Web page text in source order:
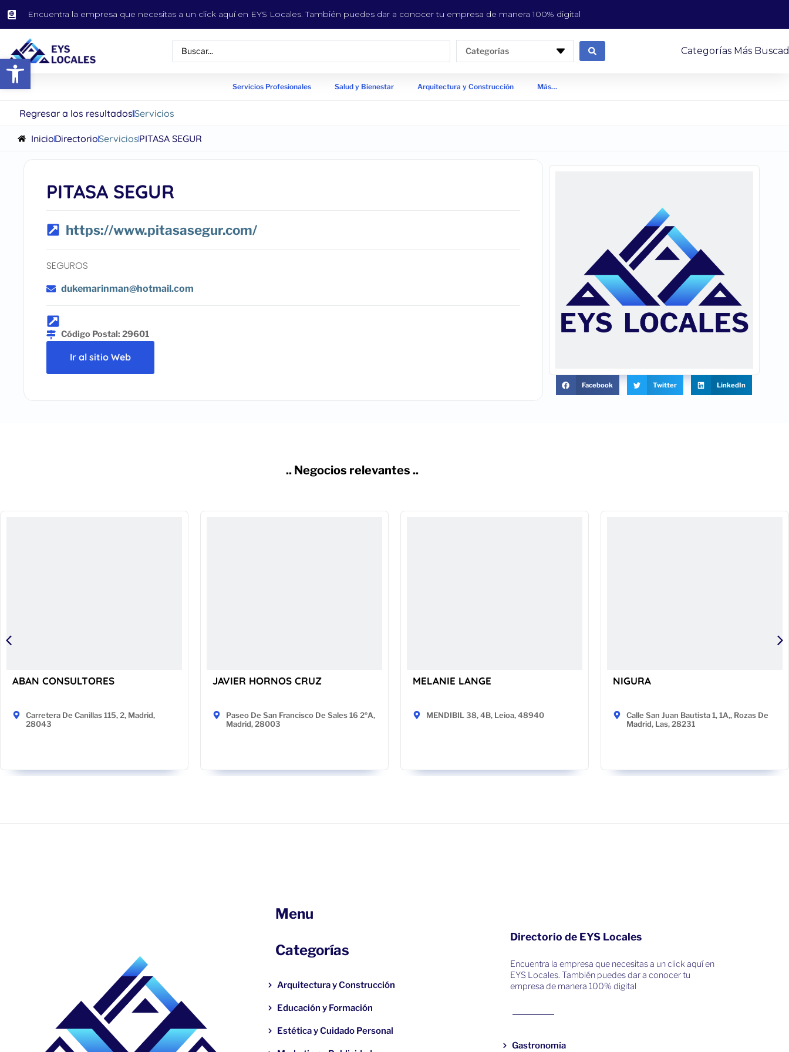
Abrir barra de herramientas
Encuentra la empresa que necesitas a un click aquí en EYS Locales. También puedes dar a conocer tu empresa de manera 100% digital
Categorías Categorías Más
Servicios Profesionales Salud y Bienestar Arquitectura y Construcción Más…
Regresar a los resultadosServicios
InicioDirectorioServiciosPITASA SEGUR
PITASA SEGUR
https://www.pitasasegur.com/
SEGUROS
dukemarinman@hotmail.com
Código Postal: 29601
Ir al sitio Web
Facebook Twitter LinkedIn
.. Negocios relevantes ..
ABAN CONSULTORES
Carretera De Canillas 115, 2, Madrid,
28043
JAVIER HORNOS CRUZ
Paseo De San Francisco De Sales 16 2ºA,
Madrid, 28003
MELANIE LANGE
MENDIBIL 38, 4B, Leioa, 48940
NIGURA
Calle San Juan Bautista 1, 1A,, Rozas De
Madrid, Las, 28231
Menu
Categorías
Arquitectura y Construcción
Educación y Formación
Estética y Cuidado Personal
Directorio de EYS Locales
Encuentra la empresa que necesitas a un click aquí en
EYS Locales. También puedes dar a conocer tu
empresa de manera 100% digital
Gastronomía